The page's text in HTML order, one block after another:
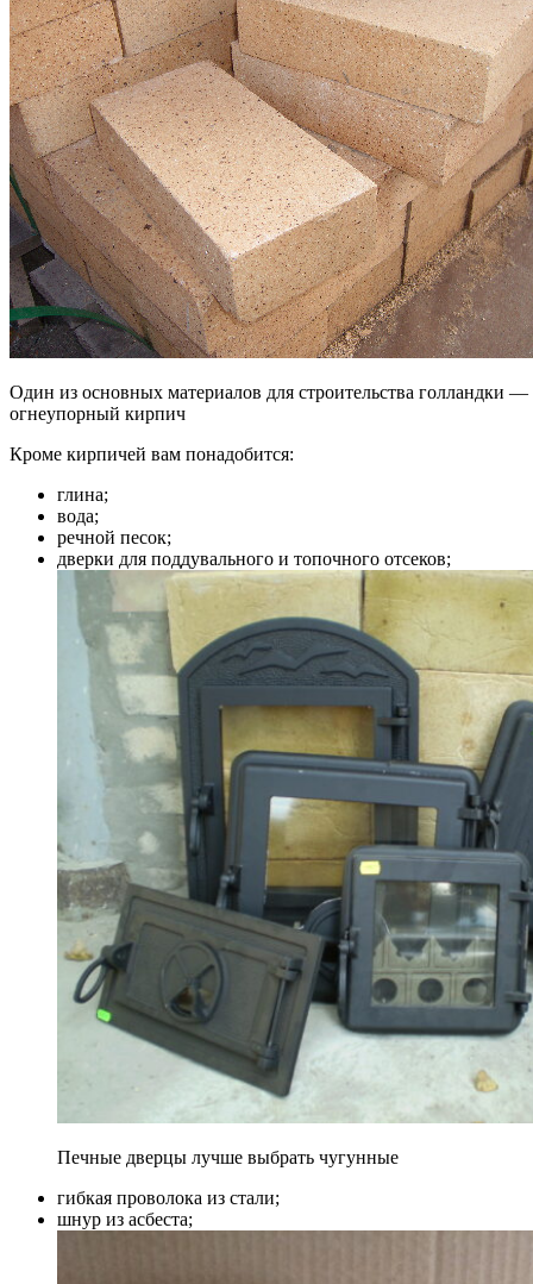
Один из основных материалов для строительства голландки —
огнеупорный кирпич
Кроме кирпичей вам понадобится:
глина;
вода;
речной песок;
дверки для поддувального и топочного отсеков;
Печные дверцы лучше выбрать чугунные
гибкая проволока из стали;
шнур из асбеста;